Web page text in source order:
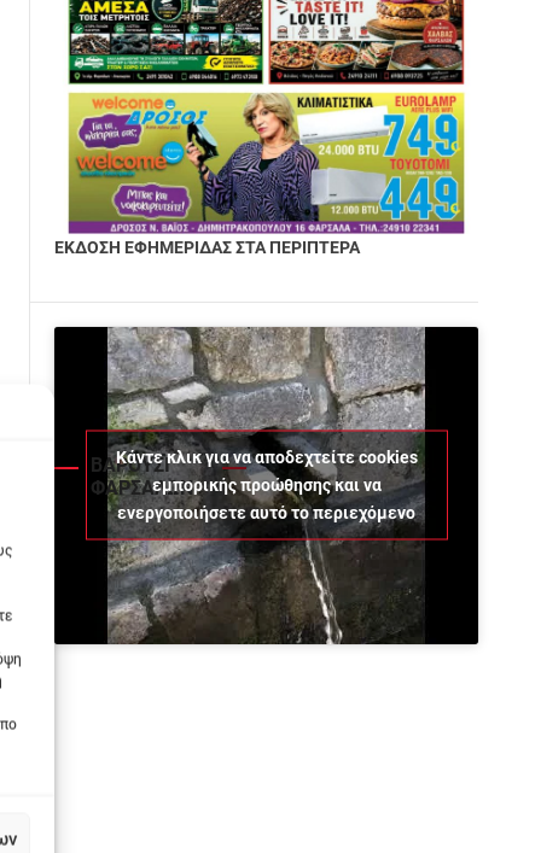
ΕΚΔΟΣΗ ΕΦΗΜΕΡΙΔΑΣ ΣΤΑ ΠΕΡΙΠΤΕΡΑ
ΒΑΡΟΥΣΙ
ΦΑΡΣΑΛΩΝ
Κάντε κλικ για να αποδεχτείτε cookies
εμπορικής προώθησης και να
ενεργοποιήσετε αυτό το περιεχόμενο